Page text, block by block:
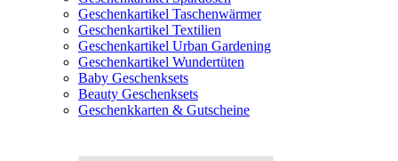
Geschenkartikel Taschenwärmer
Geschenkartikel Textilien
Geschenkartikel Urban Gardening
Geschenkartikel Wundertüten
Baby Geschenksets
Beauty Geschenksets
Geschenkkarten & Gutscheine